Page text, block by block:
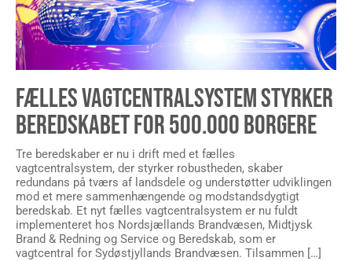
FÆLLES VAGTCENTRALSYSTEM STYRKER
BEREDSKABET FOR 500.000 BORGERE
Tre beredskaber er nu i drift med et fælles
vagtcentralsystem, der styrker robustheden, skaber
redundans på tværs af landsdele og understøtter udviklingen
mod et mere sammenhængende og modstandsdygtigt
beredskab. Et nyt fælles vagtcentralsystem er nu fuldt
implementeret hos Nordsjællands Brandvæsen, Midtjysk
Brand & Redning og Service og Beredskab, som er
vagtcentral for Sydøstjyllands Brandvæsen. Tilsammen […]